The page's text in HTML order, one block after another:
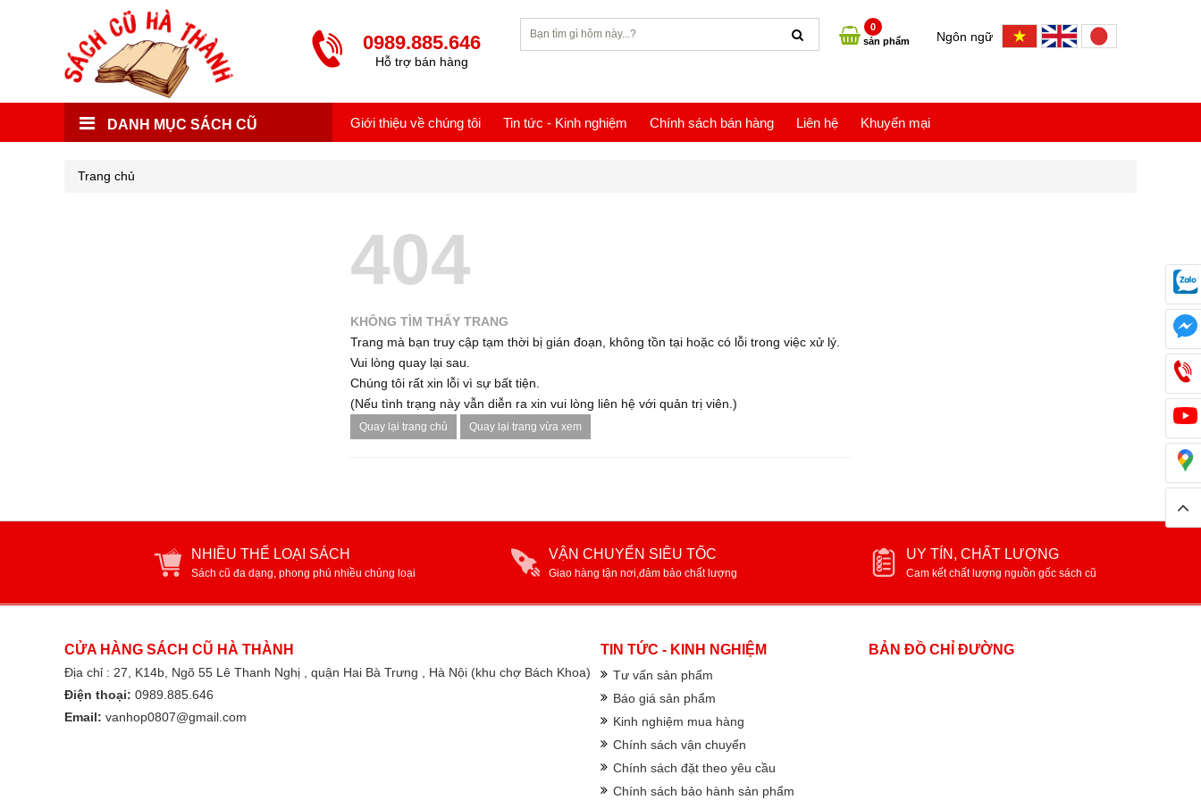
0989.885.646
Hỗ trợ bán hàng
0
sản phẩm
Ngôn ngữ
DANH MỤC SÁCH CŨ Giới thiệu về chúng tôi Tin tức - Kinh nghiệm Chính sách bán hàng Liên hệ Khuyến mại
Trang chủ
404
KHÔNG TÌM THẤY TRANG
Trang mà bạn truy cập tạm thời bị gián đoạn, không tồn tại hoặc có lỗi trong việc xử lý.
Vui lòng quay lại sau.
Chúng tôi rất xin lỗi vì sự bất tiện.
(Nếu tình trạng này vẫn diễn ra xin vui lòng liên hệ với quản trị viên.)
Quay lại trang chủ Quay lại trang vừa xem
NHIỀU THỂ LOẠI SÁCH
Sách cũ đa dạng, phong phú nhiều chủng loại
VẬN CHUYỂN SIÊU TỐC
Giao hàng tận nơi,đảm bảo chất lượng
UY TÍN, CHẤT LƯỢNG
Cam kết chất lượng nguồn gốc sách cũ
CỬA HÀNG SÁCH CŨ HÀ THÀNH
Địa chỉ : 27, K14b, Ngõ 55 Lê Thanh Nghị , quận Hai Bà Trưng , Hà Nội (khu chợ Bách Khoa)
Điện thoại: 0989.885.646
Email: vanhop0807@gmail.com
TIN TỨC - KINH NGHIỆM
Tư vấn sản phẩm
Báo giá sản phẩm
Kinh nghiệm mua hàng
Chính sách vận chuyển
Chính sách đặt theo yêu cầu
Chính sách bảo hành sản phẩm
BẢN ĐỒ CHỈ ĐƯỜNG